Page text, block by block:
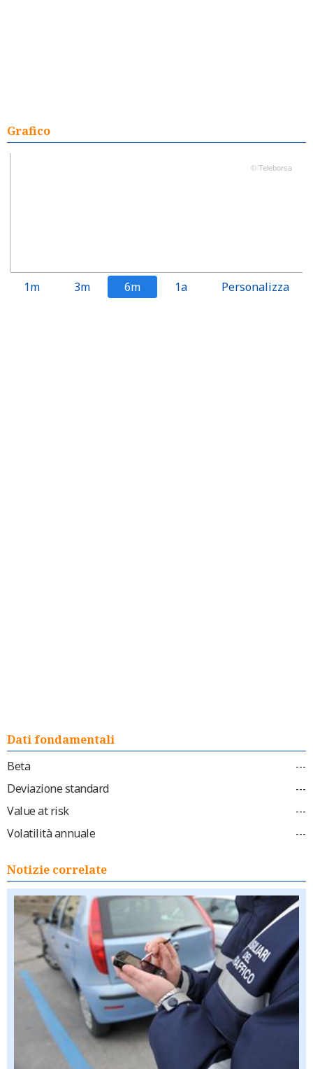
Grafico
© Teleborsa
1m 3m 6m 1a Personalizza
Dati fondamentali
Beta
---
Deviazione standard ---
Value at risk ---
Volatilità annuale ---
Notizie correlate